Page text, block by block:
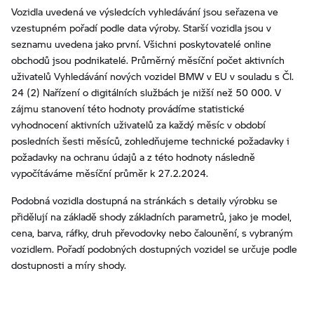
Vozidla uvedená ve výsledcích vyhledávání jsou seřazena ve
vzestupném pořadí podle data výroby. Starší vozidla jsou v
seznamu uvedena jako první. Všichni poskytovatelé online
obchodů jsou podnikatelé. Průměrný měsíční počet aktivních
uživatelů Vyhledávání nových vozidel BMW v EU v souladu s Čl.
24 (2) Nařízení o digitálních službách je nižší než 50 000. V
zájmu stanovení této hodnoty provádíme statistické
vyhodnocení aktivních uživatelů za každý měsíc v období
posledních šesti měsíců, zohledňujeme technické požadavky i
požadavky na ochranu údajů a z této hodnoty následně
vypočítáváme měsíční průměr k 27.2.2024.
Podobná vozidla dostupná na stránkách s detaily výrobku se
přidělují na základě shody základních parametrů, jako je model,
cena, barva, ráfky, druh převodovky nebo čalounění, s vybraným
vozidlem. Pořadí podobných dostupných vozidel se určuje podle
dostupnosti a míry shody.